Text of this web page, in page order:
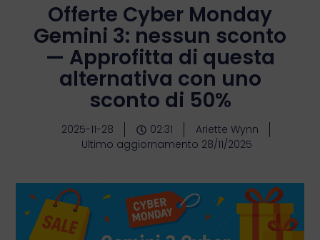
Offerte Cyber Monday
Gemini 3: nessun sconto
— Approfitta di questa
alternativa con uno
sconto di 50%
2025-11-28 02:31
Ariette Wynn
Ultimo aggiornamento 28/11/2025